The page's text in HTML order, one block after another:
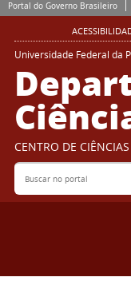
Portal do Governo Brasileiro
Universidade Federal da
CENTRO DE
Buscar no portal